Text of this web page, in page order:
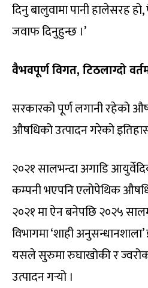
दिनु बालुवामा पानी हालेसरह
जवाफ दिनुहुन्छ ।’
वैभवपूर्ण विगत, टिठलाग्दो
सरकारको पूर्ण लगानी रहेको
औषधिको उत्पादन गरेको
२०२१ सालभन्दा अगाडि
कम्पनी भएपनि एलोपेथिक
२०२१ मा ऐन बनेपछि २०२५
विभागमा ‘शाही
यसले सुरुमा रुघाखोकी र
उत्पादन गर्‍यो ।